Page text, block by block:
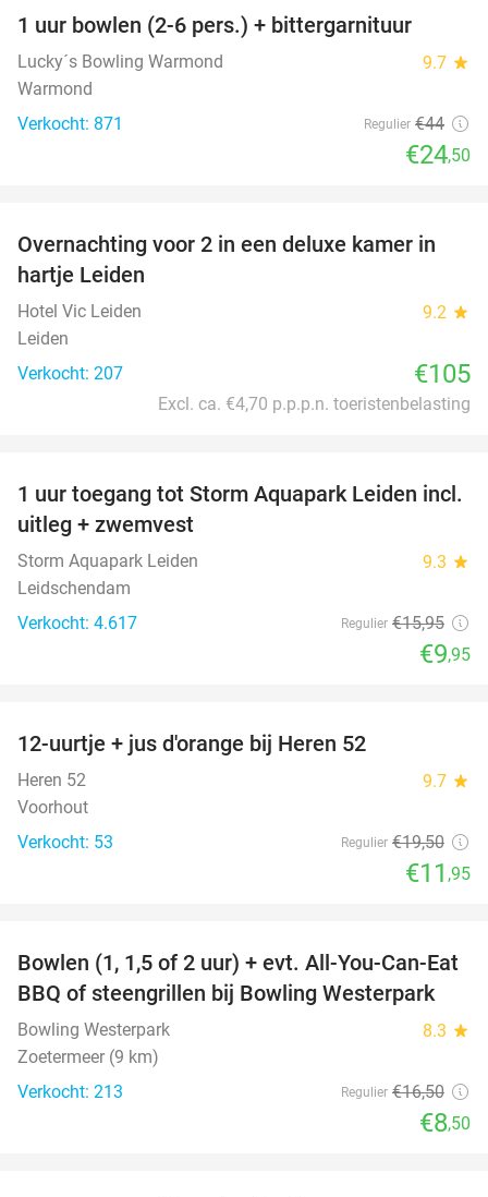
1 uur bowlen (2-6 pers.) + bittergarnituur
Lucky´s Bowling Warmond 9.7 star
Warmond
Verkocht: 871
Regulier €44
€24,50
Overnachting voor 2 in een deluxe kamer in
hartje Leiden
Hotel Vic Leiden 9.2 star
Leiden
Verkocht: 207
€105
Excl. ca. €4,70 p.p.p.n. toeristenbelasting
38%
1 uur toegang tot Storm Aquapark Leiden incl.
uitleg + zwemvest
Storm Aquapark Leiden 9.3 star
Leidschendam
Verkocht: 4.617
Regulier €15,95
€9,95
12-uurtje + jus d'orange bij Heren 52
Heren 52 9.7 star
Voorhout
Verkocht: 53
Regulier €19,50
€11 ,95
48%
Bowlen (1, 1,5 of 2 uur) + evt. All-You-Can-Eat
BBQ of steengrillen bij Bowling Westerpark
Bowling Westerpark 8.3 star
Zoetermeer (9 km)
Verkocht: 213
Regulier €16,50
€8,50